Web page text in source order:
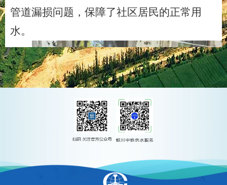
管道漏损问题，保障了社区居民的正常用
水。